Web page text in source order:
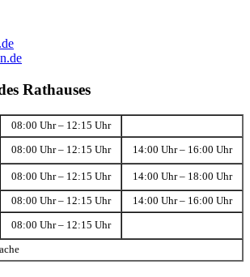
Rathauses
08:00 Uhr – 12:15 Uhr
08:00 Uhr – 12:15 Uhr 14:00 Uhr – 16:00 Uhr
08:00 Uhr – 12:15 Uhr 14:00 Uhr – 18:00 Uhr
08:00 Uhr – 12:15 Uhr 14:00 Uhr – 16:00 Uhr
08:00 Uhr – 12:15 Uhr